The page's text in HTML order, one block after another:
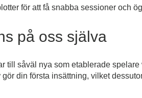
för att få snabba sessioner och
på oss själva
till såväl nya som etablerade
din första insättning, vilket